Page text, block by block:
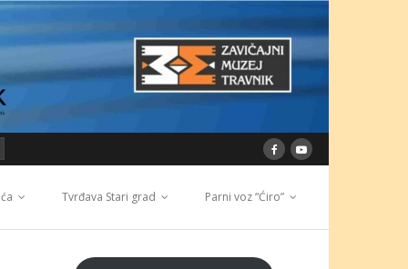
Tvrđava Stari grad Parni voz “Ćiro”